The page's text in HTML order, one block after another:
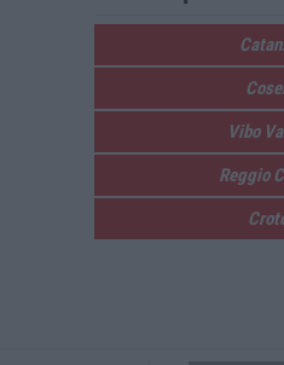
Vibo
Reggio